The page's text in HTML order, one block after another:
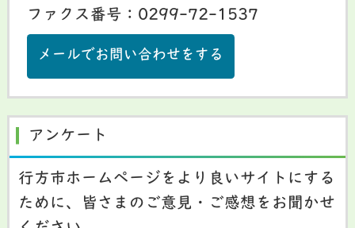
ファクス番号：0299-72-1537
メールでお問い合わせをする
アンケート
行方市ホームページをより良いサイトにする
ために、皆さまのご意見・ご感想をお聞かせ